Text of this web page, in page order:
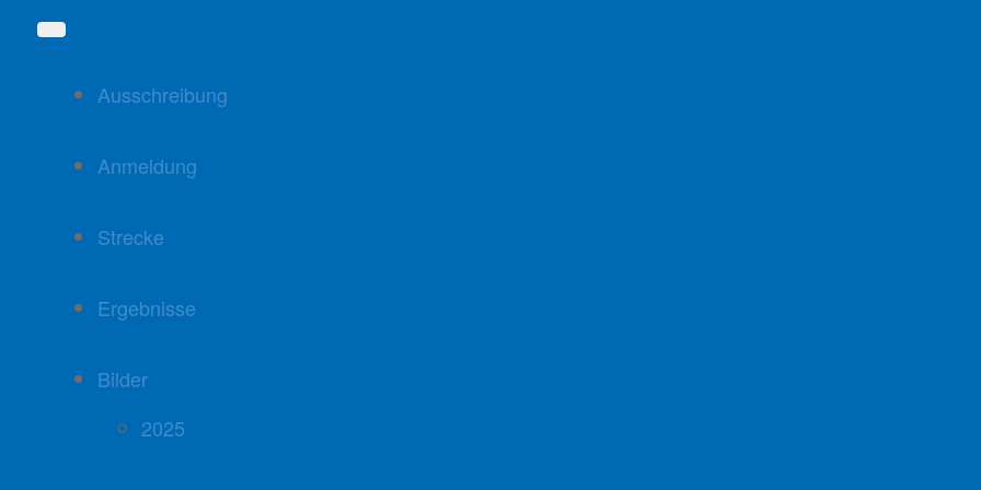
Ausschreibung
Anmeldung
Strecke
Ergebnisse
Bilder
2025